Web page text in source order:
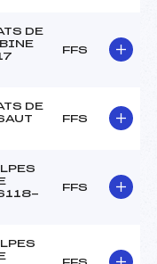
DE
FFS
DE
FFS
FFS
FFS